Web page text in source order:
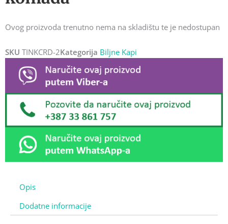
Ovog proizvoda trenutno nema na skladištu te je nedostupan
SKU TINKCRD-2Kategorija Biljne Kapi
Opis
Dodatne informacije